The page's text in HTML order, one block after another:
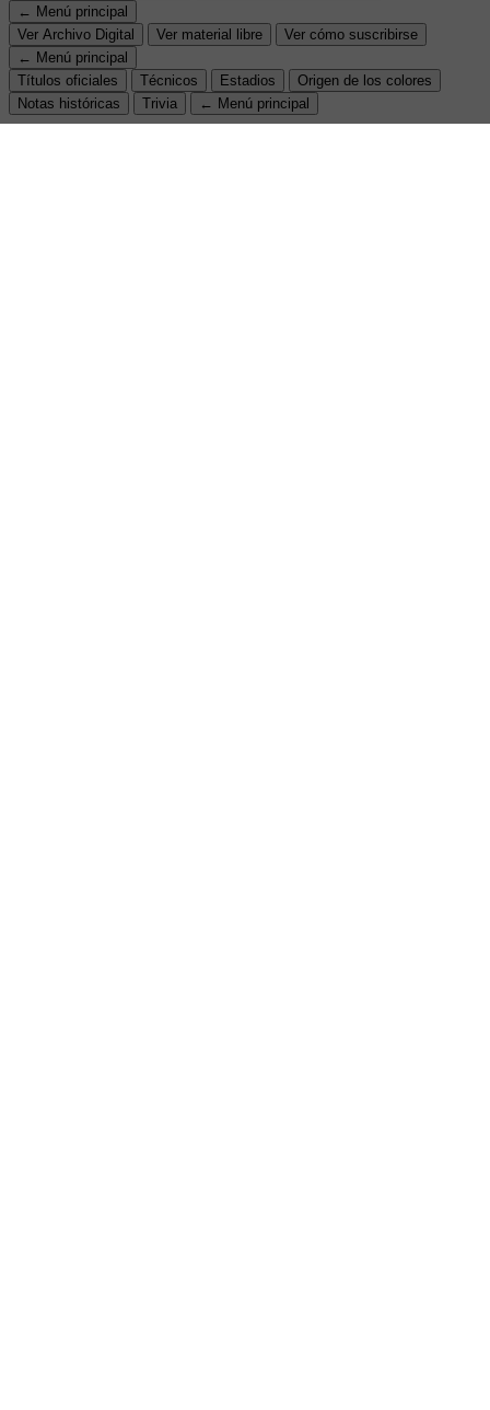
← Menú principal
Ver Archivo Digital
Ver material libre
Ver cómo suscribirse
← Menú principal
Títulos oficiales
Técnicos Estadios
Origen de los colores
Notas históricas
Trivia ← Menú principal